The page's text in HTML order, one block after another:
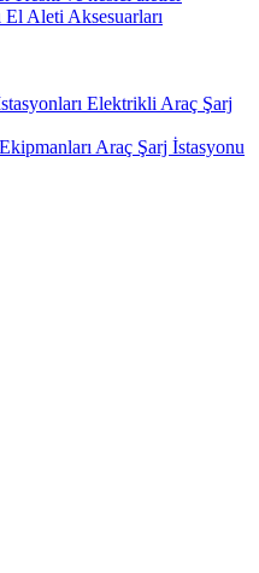
El Aleti Aksesuarları
Elektrikli Araç Şarj
Araç Şarj İstasyonu